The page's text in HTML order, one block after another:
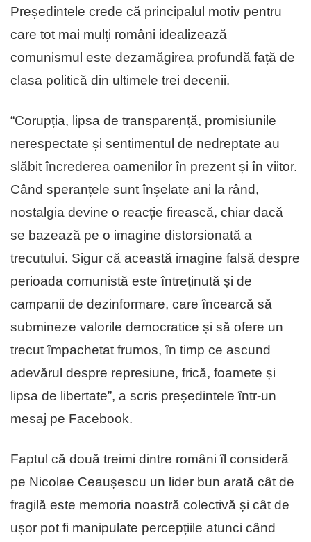
Președintele crede că principalul motiv pentru
care tot mai mulți români idealizează
comunismul este dezamăgirea profundă față de
clasa politică din ultimele trei decenii.
“Corupția, lipsa de transparență, promisiunile
nerespectate și sentimentul de nedreptate au
slăbit încrederea oamenilor în prezent și în viitor.
Când speranțele sunt înșelate ani la rând,
nostalgia devine o reacție firească, chiar dacă
se bazează pe o imagine distorsionată a
trecutului. Sigur că această imagine falsă despre
perioada comunistă este întreținută și de
campanii de dezinformare, care încearcă să
submineze valorile democratice și să ofere un
trecut împachetat frumos, în timp ce ascund
adevărul despre represiune, frică, foamete și
lipsa de libertate”, a scris președintele într-un
mesaj pe Facebook.
Faptul că două treimi dintre români îl consideră
pe Nicolae Ceaușescu un lider bun arată cât de
fragilă este memoria noastră colectivă și cât de
ușor pot fi manipulate percepțiile atunci când